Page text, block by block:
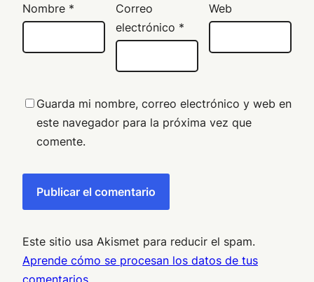
Nombre *
Correo
electrónico *
Web
Guarda mi nombre, correo electrónico y web en
este navegador para la próxima vez que
comente.
Este sitio usa Akismet para reducir el spam.
Aprende cómo se procesan los datos de tus
comentarios.